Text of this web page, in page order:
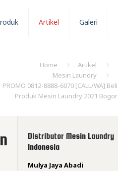
Artikel Galeri
Home
Artikel
Mesin Laundry
PROMO 0812-8888-6070 [CALL/WA] Beli
Produk Mesin Laundry 2021 Bogor
Distributor Mesin Laundry
Indonesia
Mulya Jaya Abadi